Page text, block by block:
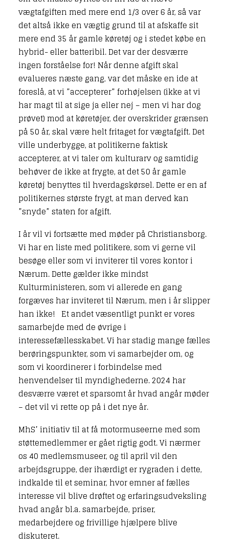
vægtafgiften med mere end 1/3 over 6 år, så var
det altså ikke en vægtig grund til at afskaffe sit
mere end 35 år gamle køretøj og i stedet købe en
hybrid- eller batteribil. Det var der desværre
ingen forståelse for! Når denne afgift skal
evalueres næste gang, var det måske en ide at
foreslå, at vi ”accepterer” forhøjelsen (ikke at vi
har magt til at sige ja eller nej – men vi har dog
prøvet) mod at køretøjer, der overskrider grænsen
på 50 år, skal være helt fritaget for vægtafgift. Det
ville underbygge, at politikerne faktisk
accepterer, at vi taler om kulturarv og samtidig
behøver de ikke at frygte, at det 50 år gamle
køretøj benyttes til hverdagskørsel. Dette er en af
politikernes største frygt, at man derved kan
”snyde” staten for afgift.
I år vil vi fortsætte med møder på Christiansborg.
Vi har en liste med politikere, som vi gerne vil
besøge eller som vi inviterer til vores kontor i
Nærum. Dette gælder ikke mindst
Kulturministeren, som vi allerede en gang
forgæves har inviteret til Nærum, men i år slipper
han ikke! Et andet væsentligt punkt er vores
samarbejde med de øvrige i
interessefællesskabet. Vi har stadig mange fælles
berøringspunkter, som vi samarbejder om, og
som vi koordinerer i forbindelse med
henvendelser til myndighederne. 2024 har
desværre været et sparsomt år hvad angår møder
– det vil vi rette op på i det nye år.
MhS’ initiativ til at få motormuseerne med som
støttemedlemmer er gået rigtig godt. Vi nærmer
os 40 medlemsmuseer, og til april vil den
arbejdsgruppe, der ihærdigt er rygraden i dette,
indkalde til et seminar, hvor emner af fælles
interesse vil blive drøftet og erfaringsudveksling
hvad angår bl.a. samarbejde, priser,
medarbejdere og frivillige hjælpere blive
diskuteret.